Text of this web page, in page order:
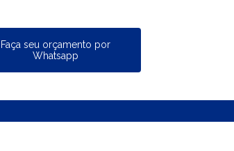
Faça seu orçamento por
Whatsapp